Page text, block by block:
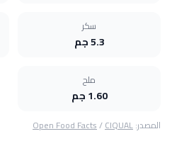
سكر
5.3 جم
ملح
1.60 جم
المصدر: Open Food Facts/CIQUAL